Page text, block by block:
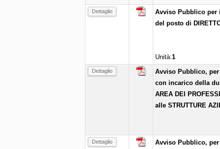
Dettaglio
Avviso Pubblico per
del posto di
Unità:1
Dettaglio
Avviso Pubblico,
con incarico della
AREA DEI
alle STRUTTURE
Dettaglio
Avviso Pubblico,